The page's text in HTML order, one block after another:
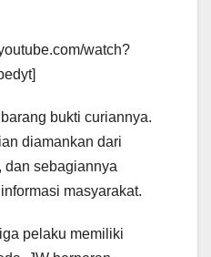
watch?
bukti curiannya.
diamankan dari
dan sebagiannya
masyarakat.
pelaku memiliki